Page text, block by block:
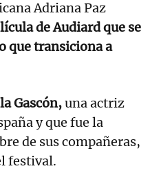
Adriana Paz
de Audiard que se
que transiciona a
Gascón,una actriz
y que fue la
de sus compañeras,
festival.